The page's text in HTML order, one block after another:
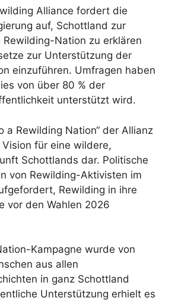
Alliance fordert die
auf, Schottland zur
Nation zu erklären
zur Unterstützung der
einzuführen. Umfragen haben
von über 80 % der
unterstützt wird.
a Rewilding Nation“ der Allianz
für eine wildere,
Schottlands dar. Politische
von Rewilding-Aktivisten im
Rewilding in ihre
vor den Wahlen 2026
Kampagne wurde von
aus allen
in ganz Schottland
Unterstützung erhielt es